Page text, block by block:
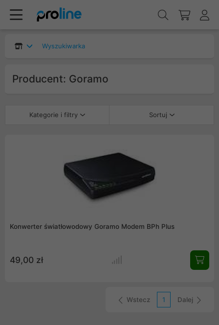
Wyszukiwarka
Producent: Goramo
Kategorie i filtry Sortuj
Konwerter światłowodowy Goramo Modem BPh Plus
49,00 zł
Wstecz 1 Dalej